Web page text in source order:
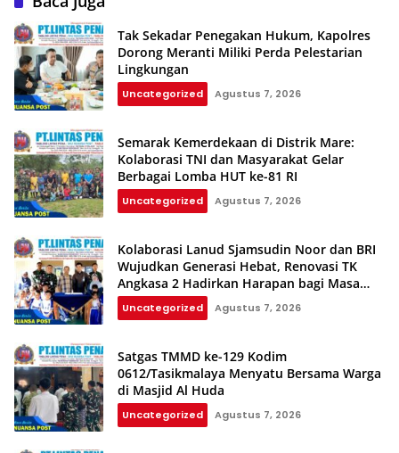
Tak Sekadar Penegakan Hukum, Kapolres
Dorong Meranti Miliki Perda Pelestarian
Lingkungan
Uncategorized Agustus 7, 2026
Semarak Kemerdekaan di Distrik Mare:
Kolaborasi TNI dan Masyarakat Gelar
Berbagai Lomba HUT ke-81 RI
Uncategorized Agustus 7, 2026
Kolaborasi Lanud Sjamsudin Noor dan BRI
Wujudkan Generasi Hebat, Renovasi TK
Angkasa 2 Hadirkan Harapan bagi Masa
Depan Anak
Uncategorized Agustus 7, 2026
Satgas TMMD ke-129 Kodim
0612/Tasikmalaya Menyatu Bersama Warga
di Masjid Al Huda
Uncategorized Agustus 7, 2026